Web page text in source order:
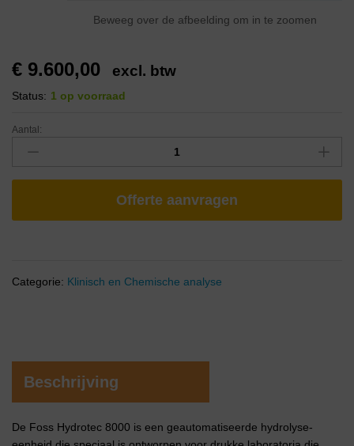
Beweeg over de afbeelding om in te zoomen
€ 9.600,00 excl. btw
Status: 1 op voorraad
Aantal:
Offerte aanvragen
Categorie: Klinisch en Chemische analyse
Beschrijving
De Foss Hydrotec 8000 is een geautomatiseerde hydrolyse-